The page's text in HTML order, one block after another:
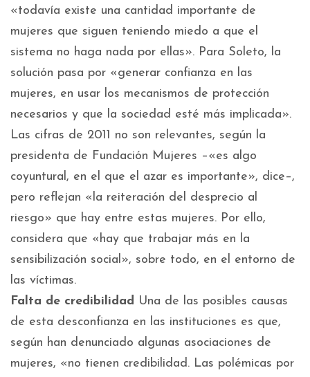
«todavía existe una cantidad importante de
mujeres que siguen teniendo miedo a que el
sistema no haga nada por ellas». Para Soleto, la
solución pasa por «generar confianza en las
mujeres, en usar los mecanismos de protección
necesarios y que la sociedad esté más implicada».
Las cifras de 2011 no son relevantes, según la
presidenta de Fundación Mujeres –«es algo
coyuntural, en el que el azar es importante», dice–,
pero reflejan «la reiteración del desprecio al
riesgo» que hay entre estas mujeres. Por ello,
considera que «hay que trabajar más en la
sensibilización social», sobre todo, en el entorno de
las víctimas.
Falta de credibilidad Una de las posibles causas
de esta desconfianza en las instituciones es que,
según han denunciado algunas asociaciones de
mujeres, «no tienen credibilidad. Las polémicas por